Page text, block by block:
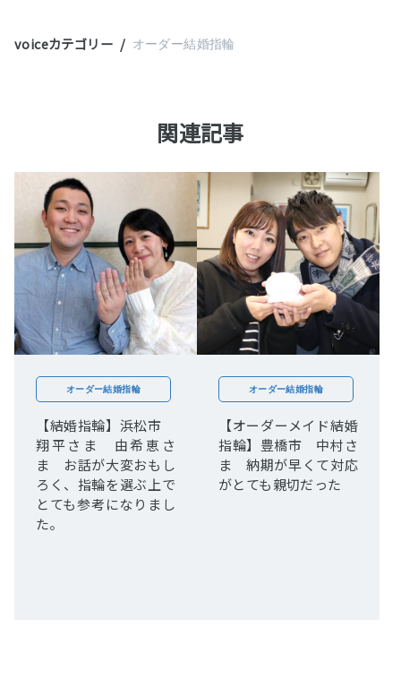
voiceカテゴリー オーダー結婚指輪
関連記事
オーダー結婚指輪
【結婚指輪】浜松市
翔平さま 由希恵さ
ま お話が大変おもし
ろく、指輪を選ぶ上で
とても参考になりまし
た。
オーダー結婚指輪
【オーダーメイド結婚
指輪】豊橋市 中村さ
ま 納期が早くて対応
がとても親切だった